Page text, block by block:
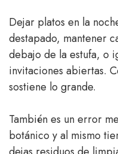
Dejar platos en la
destapado, mantener
debajo de la estufa, o
invitaciones abiertas.
sostiene lo grande.
También es un error
botánico y al mismo